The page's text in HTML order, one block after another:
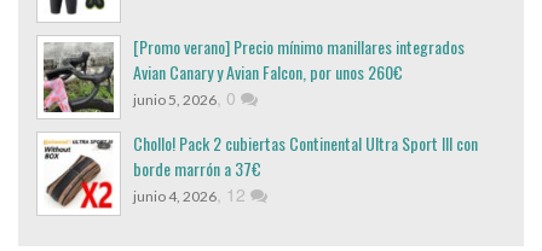
[Promo verano] Precio mínimo manillares integrados
Avian Canary y Avian Falcon, por unos 260€
junio 5, 2026, 0
Chollo! Pack 2 cubiertas Continental Ultra Sport III con
borde marrón a 37€
junio 4, 2026, 12